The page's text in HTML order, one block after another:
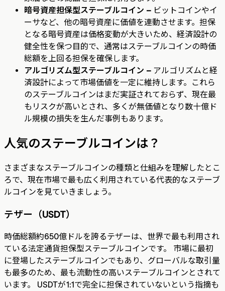
暗号資産担保型ステーブルコイン – ビットコインやイ
ーサなど、他の暗号資産に価値を連動させます。担保
となる暗号資産は価格変動が大きいため、経済設計の
健全性を保つ目的で、通常はステーブルコインの時価
総額を上回る担保を確保します。
アルゴリズム型ステーブルコイン – アルゴリズムと経
済設計によって市場価値を一定に維持します。これら
のステーブルコインはまだ実証されておらず、現在最
もリスクが高いとされ、多くが無価値となり数十億ド
ル規模の損失を生んだ事例もあります。
人気のステーブルコインは？
さまざまなステーブルコインの種類と仕組みを理解したとこ
ろで、現在市場で最も広く利用されている代表的なステーブ
ルコインを見ていきましょう。
テザー（USDT）
時価総額約650億ドルを誇るテザーは、世界で最も利用され
ている法定通貨担保型ステーブルコインです。 市場に最初
に登場したステーブルコインでもあり、グローバルな取引量
も最多のため、最も流動性の高いステーブルコインとされて
います。 USDTが1:1で完全に担保されていないという指摘も